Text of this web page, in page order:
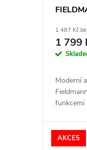
k
1 487 Kč
1 799
Moderní
funkcemi
až 630...
AKCE5